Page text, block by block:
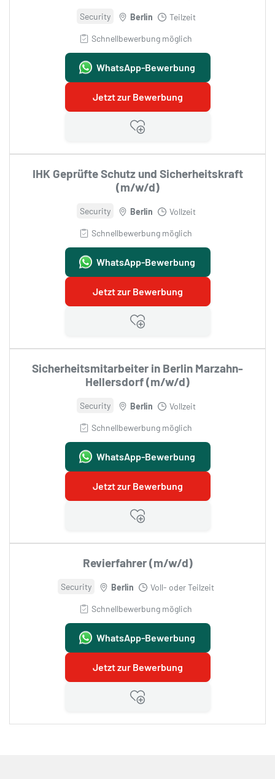
Security Berlin Teilzeit
Schnellbewerbung möglich
WhatsApp-Bewerbung
Jetzt zur Bewerbung
IHK Geprüfte Schutz und Sicherheitskraft
(m/w/d)
Security Berlin Vollzeit
Schnellbewerbung möglich
WhatsApp-Bewerbung
Jetzt zur Bewerbung
Sicherheitsmitarbeiter in Berlin Marzahn-
Hellersdorf (m/w/d)
Security Berlin Vollzeit
Schnellbewerbung möglich
WhatsApp-Bewerbung
Jetzt zur Bewerbung
Revierfahrer (m/w/d)
Security Berlin Voll- oder Teilzeit
Schnellbewerbung möglich
WhatsApp-Bewerbung
Jetzt zur Bewerbung